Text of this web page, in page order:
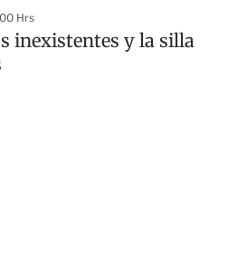
Hrs
inexistentes y la silla